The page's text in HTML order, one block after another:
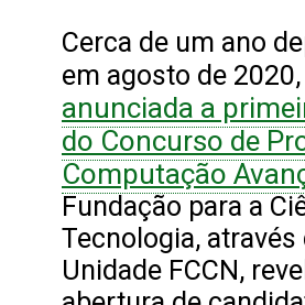
Cerca de um ano
em agosto de 2020,
anunciada a
do Concurso de
Computação
Fundação para a
Tecnologia, através
Unidade FCCN,